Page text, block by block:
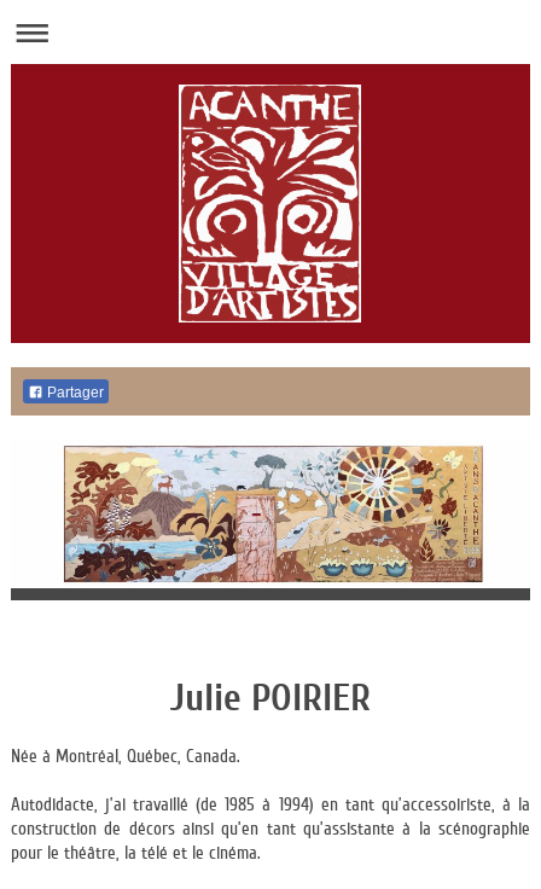
Partager
Julie POIRIER
Née à Montréal, Québec, Canada.
Autodidacte, j’ai travaillé (de 1985 à 1994) en tant qu’accessoiriste, à la
construction de décors ainsi qu’en tant qu’assistante à la scénographie
pour le théâtre, la télé et le cinéma.